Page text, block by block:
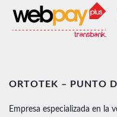
ORTOTEK – PUNTO
Empresa especializada en